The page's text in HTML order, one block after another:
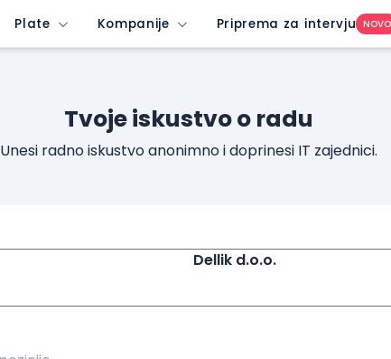
Plate Kompanije Priprema za intervju NOVO
Tvoje iskustvo o radu
Unesi radno iskustvo anonimno i doprinesi IT zajednici.
Dellik d.o.o.